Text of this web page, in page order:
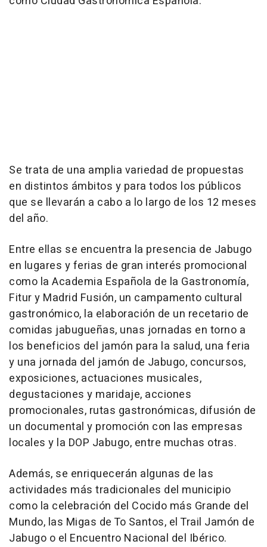
Se trata de una amplia variedad de propuestas
en distintos ámbitos y para todos los públicos
que se llevarán a cabo a lo largo de los 12 meses
del año.
Entre ellas se encuentra la presencia de Jabugo
en lugares y ferias de gran interés promocional
como la Academia Española de la Gastronomía,
Fitur y Madrid Fusión, un campamento cultural
gastronómico, la elaboración de un recetario de
comidas jabugueñas, unas jornadas en torno a
los beneficios del jamón para la salud, una feria
y una jornada del jamón de Jabugo, concursos,
exposiciones, actuaciones musicales,
degustaciones y maridaje, acciones
promocionales, rutas gastronómicas, difusión de
un documental y promoción con las empresas
locales y la DOP Jabugo, entre muchas otras.
Además, se enriquecerán algunas de las
actividades más tradicionales del municipio
como la celebración del Cocido más Grande del
Mundo, las Migas de To Santos, el Trail Jamón de
Jabugo o el Encuentro Nacional del Ibérico.